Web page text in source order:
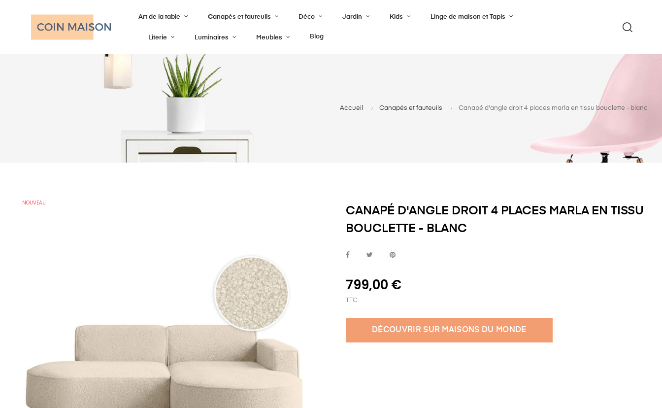
Art de la table Canapés et fauteuils Déco Jardin Kids Linge de maison et Tapis
Literie Luminaires Meubles Blog
Accueil Canapés et fauteuils Canapé d'angle droit 4 places marla en tissu bouclette - blanc
NOUVEAU
CANAPÉ D'ANGLE DROIT 4 PLACES MARLA EN TISSU
BOUCLETTE - BLANC
799,00 €
TTC
DÉCOUVRIR SUR MAISONS DU MONDE